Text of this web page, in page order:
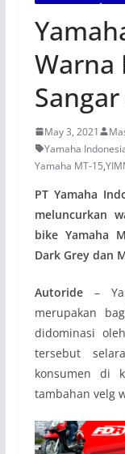
Warna
May 3, 2021
Yamaha
Yamaha MT-15,
PT Yamaha
meluncurkan
bike Yamaha
Dark Grey dan
Autoride–
merupakan
didominasi
tersebut
konsumen di
tambahan velg